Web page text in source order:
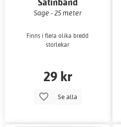
Satinband
Sage - 25 meter
Finns i flera olika bredd
storlekar
29 kr
Se alla